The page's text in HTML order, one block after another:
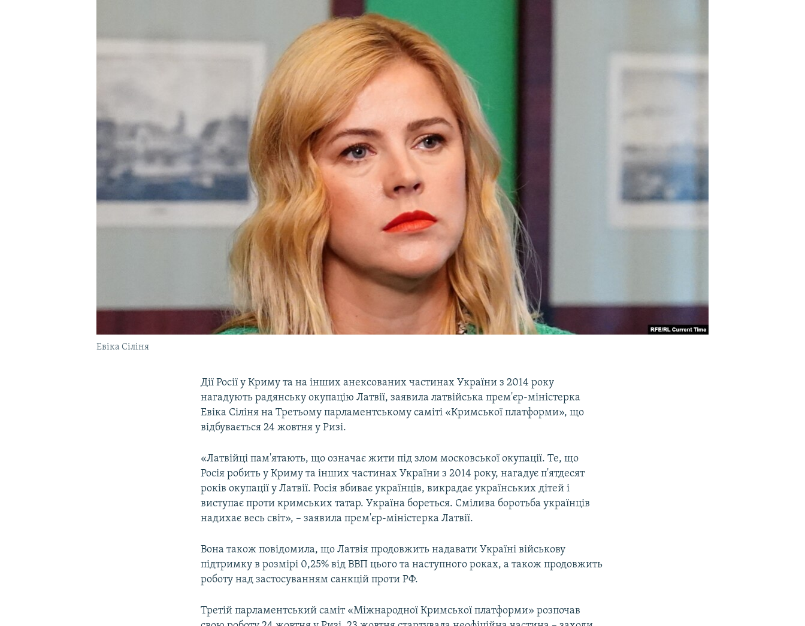
Евіка Сіліня
Дії Росії у Криму та на інших анексованих частинах України з 2014 року
нагадують радянську окупацію Латвії, заявила латвійська прем'єр-міністерка
Евіка Сіліня на Третьому парламентському саміті «Кримської платформи», що
відбувається 24 жовтня у Ризі.
«Латвійці пам'ятають, що означає жити під злом московської окупації. Те, що
Росія робить у Криму та інших частинах України з 2014 року, нагадує п'ятдесят
років окупації у Латвії. Росія вбиває українців, викрадає українських дітей і
виступає проти кримських татар. Україна бореться. Смілива боротьба українців
надихає весь світ», – заявила прем'єр-міністерка Латвії.
Вона також повідомила, що Латвія продовжить надавати Україні військову
підтримку в розмірі 0,25% від ВВП цього та наступного роках, а також продовжить
роботу над застосуванням санкцій проти РФ.
Третій парламентський саміт «Міжнародної Кримської платформи» розпочав